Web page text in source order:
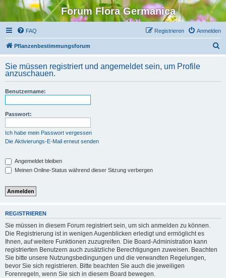
Forum Flora Germanica
FAQ Anmelden
Registrieren
Pflanzenbestimmungsforum
h
Sie müssen registriert und angemeldet sein, um Profile
anzuschauen.
Benutzername:
Passwort:
Ich habe mein Passwort vergessen
Die Aktivierungs-E-Mail erneut senden
Angemeldet bleiben
Meinen Online-Status während dieser Sitzung verbergen
REGISTRIEREN
Sie müssen in diesem Forum registriert sein, um sich anmelden zu können.
Die Registrierung ist in wenigen Augenblicken erledigt und ermöglicht es
Ihnen, auf weitere Funktionen zuzugreifen. Die Board-Administration kann
registrierten Benutzern auch zusätzliche Berechtigungen zuweisen. Beachten
Sie bitte unsere Nutzungsbedingungen und die verwandten Regelungen,
bevor Sie sich registrieren. Bitte beachten Sie auch die jeweiligen
Forenregeln, wenn Sie sich in diesem Board bewegen.